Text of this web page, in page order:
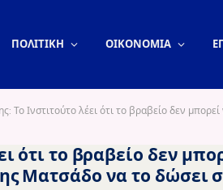
ΠΟΛΙΤΙΚΗ ΟΙΚΟΝΟΜΙΑ
Το Ινστιτούτο λέει ότι το βραβείο δεν
ότι το βραβείο δεν
Ματσάδο να το δώσει